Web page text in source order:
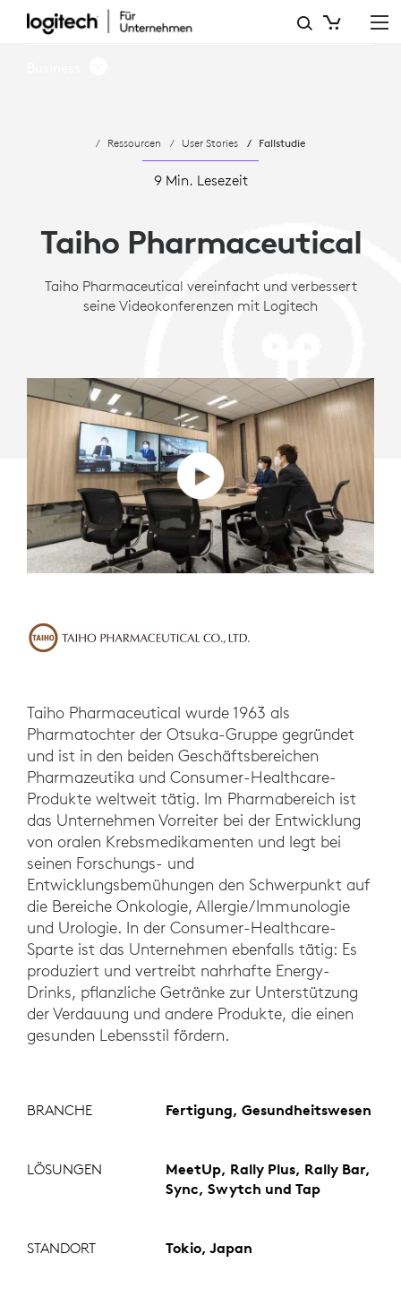
FALLSTUDIE:
RAUMLÖSUNGEN
FÜR
MICROSOFT
TEAMS
Ressourcen User Stories Fallstudie
9 Min. Lesezeit
Taiho Pharmaceutical
Taiho Pharmaceutical vereinfacht und verbessert
seine Videokonferenzen mit Logitech
Taiho Pharmaceutical wurde 1963 als
Pharmatochter der Otsuka-Gruppe gegründet
und ist in den beiden Geschäftsbereichen
Pharmazeutika und Consumer-Healthcare-
Produkte weltweit tätig. Im Pharmabereich ist
das Unternehmen Vorreiter bei der Entwicklung
von oralen Krebsmedikamenten und legt bei
seinen Forschungs- und
Entwicklungsbemühungen den Schwerpunkt auf
die Bereiche Onkologie, Allergie/Immunologie
und Urologie. In der Consumer-Healthcare-
Sparte ist das Unternehmen ebenfalls tätig: Es
produziert und vertreibt nahrhafte Energy-
Drinks, pflanzliche Getränke zur Unterstützung
der Verdauung und andere Produkte, die einen
gesunden Lebensstil fördern.
BRANCHE Fertigung, Gesundheitswesen
LÖSUNGEN
MeetUp, Rally Plus, Rally Bar,
Sync, Swytch und Tap
STANDORT Tokio, Japan